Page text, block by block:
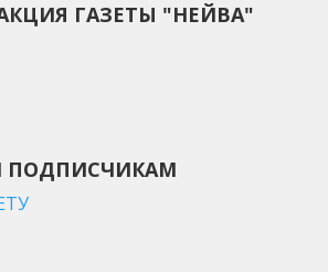
ГАЗЕТЫ "НЕЙВА"
ПОДПИСЧИКАМ